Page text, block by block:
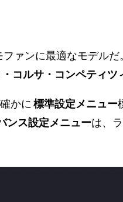
ァンに最適なモデルだ
コルサ・コンペティ
かに 標準設定メニュー
ンス設定メニューは、